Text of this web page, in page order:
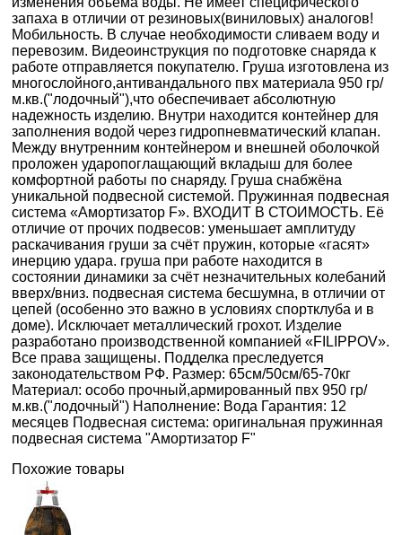
запаха в отличии от резиновых(виниловых) аналогов!
Мобильность. В случае необходимости сливаем воду и
перевозим. Видеоинструкция по подготовке снаряда к
работе отправляется покупателю. Груша изготовлена из
многослойного,антивандального пвх материала 950 гр/
м.кв.("лодочный"),что обеспечивает абсолютную
надежность изделию. Внутри находится контейнер для
заполнения водой через гидропневматический клапан.
Между внутренним контейнером и внешней оболочкой
проложен ударопоглащающий вкладыш для более
комфортной работы по снаряду. Груша снабжёна
уникальной подвесной системой. Пружинная подвесная
система «Амортизатор F». ВХОДИТ В СТОИМОСТЬ. Её
отличие от прочих подвесов: уменьшает амплитуду
раскачивания груши за счёт пружин, которые «гасят»
инерцию удара. груша при работе находится в
состоянии динамики за счёт незначительных колебаний
вверх/вниз. подвесная система бесшумна, в отличии от
цепей (особенно это важно в условиях спортклуба и в
доме). Исключает металлический грохот. Изделие
разработано производственной компанией «FILIPPOV».
Все права защищены. Подделка преследуется
законодательством РФ. Размер: 65см/50см/65-70кг
Материал: особо прочный,армированный пвх 950 гр/
м.кв.("лодочный") Наполнение: Вода Гарантия: 12
месяцев Подвесная система: оригинальная пружинная
подвесная система "Амортизатор F"
Похожие товары